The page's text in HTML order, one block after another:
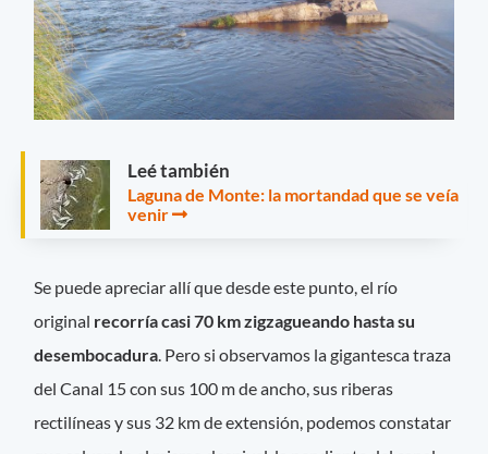
Leé también
Laguna de Monte: la mortandad que se veía
venir
Se puede apreciar allí que desde este punto, el río
original recorría casi 70 km zigzagueando hasta su
desembocadura. Pero si observamos la gigantesca traza
del Canal 15 con sus 100 m de ancho, sus riberas
rectilíneas y sus 32 km de extensión, podemos constatar